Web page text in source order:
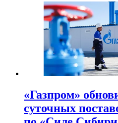
«Газпром»
суточных